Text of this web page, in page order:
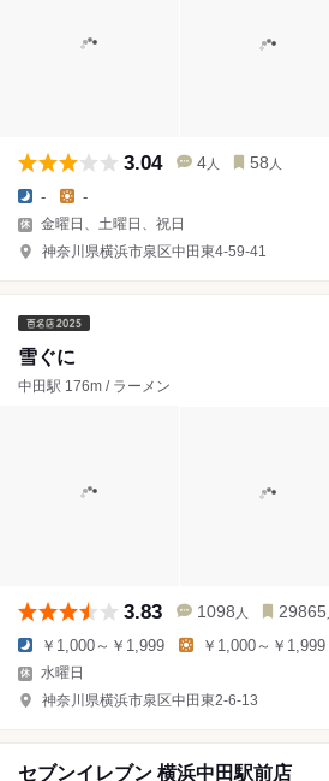
3.04 4 人 58 人
- -
金曜日、土曜日、祝日
神奈川県横浜市泉区中田東4-59-41
雪ぐに
中田駅 176m / ラーメン
3.83 1098 人 29865
￥1,000～￥1,999 ￥1,000～￥1,999
水曜日
神奈川県横浜市泉区中田東2-6-13
セブンイレブン 横浜中田駅前店